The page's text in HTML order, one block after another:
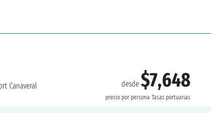
desde$7,648
precio por persona Tasas portuarias
Canaveral